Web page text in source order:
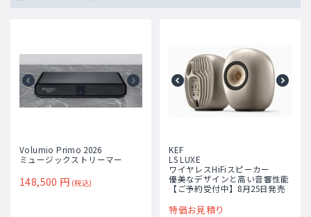
Volumio Primo 2026
ミュージックストリーマー
148,500 円 (税込)
KEF
LS LUXE
ワイヤレスHiFiスピーカー
優美なデザインと高い音響性能
【ご予約受付中】8月25日発売
特価お見積り